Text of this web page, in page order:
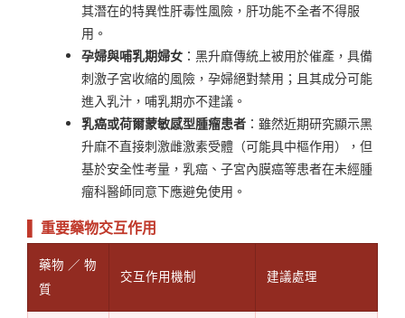
其潛在的特異性肝毒性風險，肝功能不全者不得服
用。
孕婦與哺乳期婦女 ：黑升麻傳統上被用於催產，具備
刺激子宮收縮的風險，孕婦絕對禁用；且其成分可能
進入乳汁，哺乳期亦不建議。
乳癌或荷爾蒙敏感型腫瘤患者 ：雖然近期研究顯示黑
升麻不直接刺激雌激素受體（可能具中樞作用），但
基於安全性考量，乳癌、子宮內膜癌等患者在未經腫
瘤科醫師同意下應避免使用。
▌ 重要藥物交互作用
藥物 ／ 物
質
交互作用機制 建議處理